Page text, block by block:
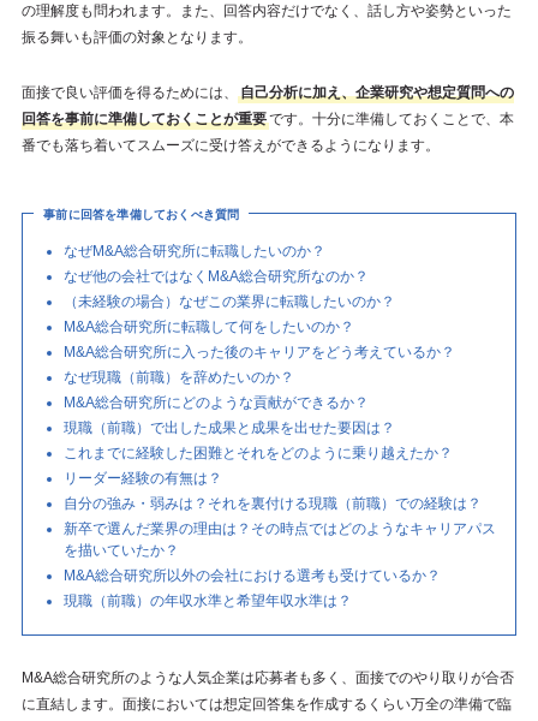
の理解度も問われます。また、回答内容だけでなく、話し方や姿勢といった
振る舞いも評価の対象となります。
面接で良い評価を得るためには、
自己分析に加え、企業研究や想定質問への
回答を事前に準備しておくことが重要です。十分に準備しておくことで、本
番でも落ち着いてスムーズに受け答えができるようになります。
事前に回答を準備しておくべき質問
なぜM&A総合研究所に転職したいのか？
なぜ他の会社ではなくM&A総合研究所なのか？
（未経験の場合）なぜこの業界に転職したいのか？
M&A総合研究所に転職して何をしたいのか？
M&A総合研究所に入った後のキャリアをどう考えているか？
なぜ現職（前職）を辞めたいのか？
M&A総合研究所にどのような貢献ができるか？
現職（前職）で出した成果と成果を出せた要因は？
これまでに経験した困難とそれをどのように乗り越えたか？
リーダー経験の有無は？
自分の強み・弱みは？それを裏付ける現職（前職）での経験は？
新卒で選んだ業界の理由は？その時点ではどのようなキャリアパス
を描いていたか？
M&A総合研究所以外の会社における選考も受けているか？
現職（前職）の年収水準と希望年収水準は？
M&A総合研究所のような人気企業は応募者も多く、面接でのやり取りが合否
に直結します。面接においては想定回答集を作成するくらい万全の準備で臨